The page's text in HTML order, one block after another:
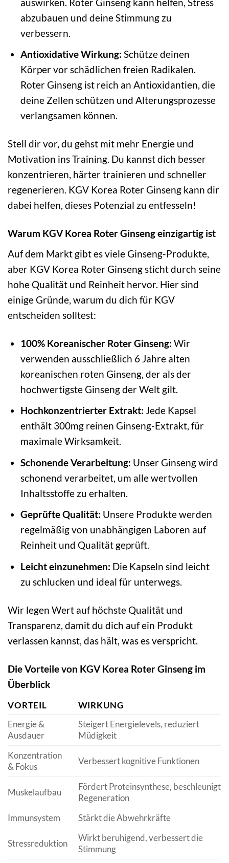
abzubauen und deine Stimmung zu
verbessern.
Antioxidative Wirkung: Schütze deinen
Körper vor schädlichen freien Radikalen.
Roter Ginseng ist reich an Antioxidantien, die
deine Zellen schützen und Alterungsprozesse
verlangsamen können.
Stell dir vor, du gehst mit mehr Energie und
Motivation ins Training. Du kannst dich besser
konzentrieren, härter trainieren und schneller
regenerieren. KGV Korea Roter Ginseng kann dir
dabei helfen, dieses Potenzial zu entfesseln!
Warum KGV Korea Roter Ginseng einzigartig ist
Auf dem Markt gibt es viele Ginseng-Produkte,
aber KGV Korea Roter Ginseng sticht durch seine
hohe Qualität und Reinheit hervor. Hier sind
einige Gründe, warum du dich für KGV
entscheiden solltest:
100% Koreanischer Roter Ginseng: Wir
verwenden ausschließlich 6 Jahre alten
koreanischen roten Ginseng, der als der
hochwertigste Ginseng der Welt gilt.
Hochkonzentrierter Extrakt: Jede Kapsel
enthält 300mg reinen Ginseng-Extrakt, für
maximale Wirksamkeit.
Schonende Verarbeitung: Unser Ginseng wird
schonend verarbeitet, um alle wertvollen
Inhaltsstoffe zu erhalten.
Geprüfte Qualität: Unsere Produkte werden
regelmäßig von unabhängigen Laboren auf
Reinheit und Qualität geprüft.
Leicht einzunehmen: Die Kapseln sind leicht
zu schlucken und ideal für unterwegs.
Wir legen Wert auf höchste Qualität und
Transparenz, damit du dich auf ein Produkt
verlassen kannst, das hält, was es verspricht.
Die Vorteile von KGV Korea Roter Ginseng im
Überblick
VORTEIL
WIRKUNG
Energie &
Ausdauer
Steigert Energielevels, reduziert
Müdigkeit
Konzentration
& Fokus
Verbessert kognitive Funktionen
Muskelaufbau
Fördert Proteinsynthese, beschleunigt
Regeneration
Immunsystem
Stärkt die Abwehrkräfte
Stressreduktion
Wirkt beruhigend, verbessert die
Stimmung